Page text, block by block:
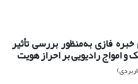
فازی به‌منظور بررسی تأثیر
امواج رادیویی بر احراز هویت